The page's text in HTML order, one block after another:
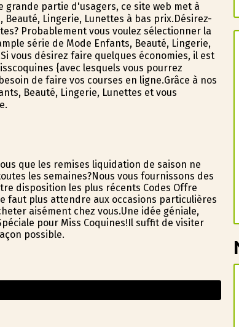
grande partie d'usagers, ce site web met à
Lingerie, Lunettes à bas prix.Désirez-
Probablement vous voulez sélectionner la
série de Mode Enfants, Beauté, Lingerie,
vous désirez faire quelques économies, il est
{avec lesquels vous pourrez
de faire vos courses en ligne.Grâce à nos
Beauté, Lingerie, Lunettes et vous
que les remises liquidation de saison ne
les semaines?Nous vous fournissons des
disposition les plus récents Codes Offre
faut plus attendre aux occasions particulières
aisément chez vous.Une idée géniale,
pour Miss Coquines!Il suffit de visiter
possible.